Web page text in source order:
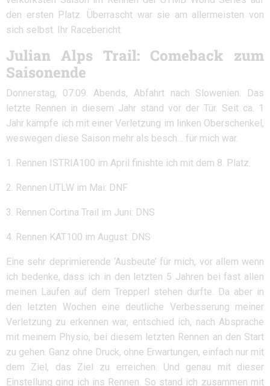
den ersten Platz. Überrascht war sie am allermeisten von
sich selbst. Ihr Racebericht:
Julian Alps Trail: Comeback zum
Saisonende
Donnerstag, 07.09. Abends, Abfahrt nach Slowenien. Das
letzte Rennen in diesem Jahr stand vor der Tür. Seit ca. 1
Jahr kämpfe ich mit einer Verletzung im linken Oberschenkel,
weswegen diese Saison mehr als besch… für mich war.
1. Rennen ISTRIA100 im April finishte ich mit dem 8. Platz.
2. Rennen UTLW im Mai: DNF
3. Rennen Cortina Trail im Juni: DNS
4. Rennen KAT100 im August: DNS
Eine sehr deprimierende ‘Ausbeute’ für mich, vor allem wenn
ich bedenke, dass ich in den letzten 5 Jahren bei fast allen
meinen Läufen auf dem Trepperl stehen durfte. Da aber in
den letzten Wochen eine deutliche Verbesserung meiner
Verletzung zu erkennen war, entschied ich, nach Absprache
mit meinem Physio, bei diesem letzten Rennen an den Start
zu gehen. Ganz ohne Druck, ohne Erwartungen, einfach nur mit
dem Ziel, das Ziel zu erreichen. Und genau mit dieser
Einstellung ging ich ins Rennen. So stand ich zusammen mit